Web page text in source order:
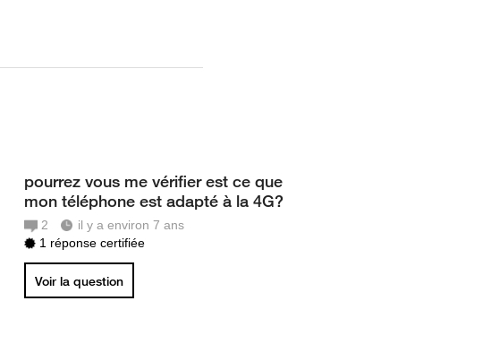
pourrez vous me vérifier est ce que
mon téléphone est adapté à la 4G?
2
il y a environ 7 ans
1 réponse certifiée
Voir la question